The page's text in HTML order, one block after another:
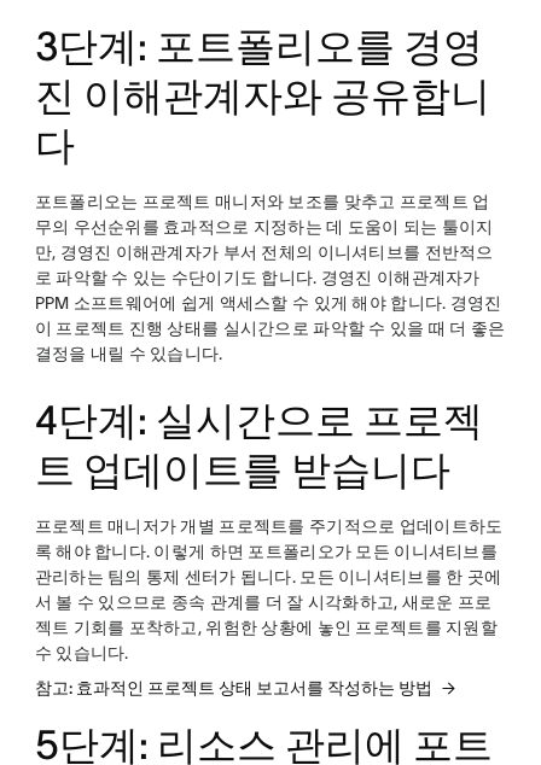
3단계: 포트폴리오를 경영
진 이해관계자와 공유합니
다
포트폴리오는 프로젝트 매니저와 보조를 맞추고 프로젝트 업
무의 우선순위를 효과적으로 지정하는 데 도움이 되는 툴이지
만, 경영진 이해관계자가 부서 전체의 이니셔티브를 전반적으
로 파악할 수 있는 수단이기도 합니다. 경영진 이해관계자가
PPM 소프트웨어에 쉽게 액세스할 수 있게 해야 합니다. 경영진
이 프로젝트 진행 상태를 실시간으로 파악할 수 있을 때 더 좋은
결정을 내릴 수 있습니다.
4단계: 실시간으로 프로젝
트 업데이트를 받습니다
프로젝트 매니저가 개별 프로젝트를 주기적으로 업데이트하도
록 해야 합니다. 이렇게 하면 포트폴리오가 모든 이니셔티브를
관리하는 팀의 통제 센터가 됩니다. 모든 이니셔티브를 한 곳에
서 볼 수 있으므로 종속 관계를 더 잘 시각화하고, 새로운 프로
젝트 기회를 포착하고, 위험한 상황에 놓인 프로젝트를 지원할
수 있습니다.
참고: 효과적인 프로젝트 상태 보고서를 작성하는 방법
5단계: 리소스 관리에 포트